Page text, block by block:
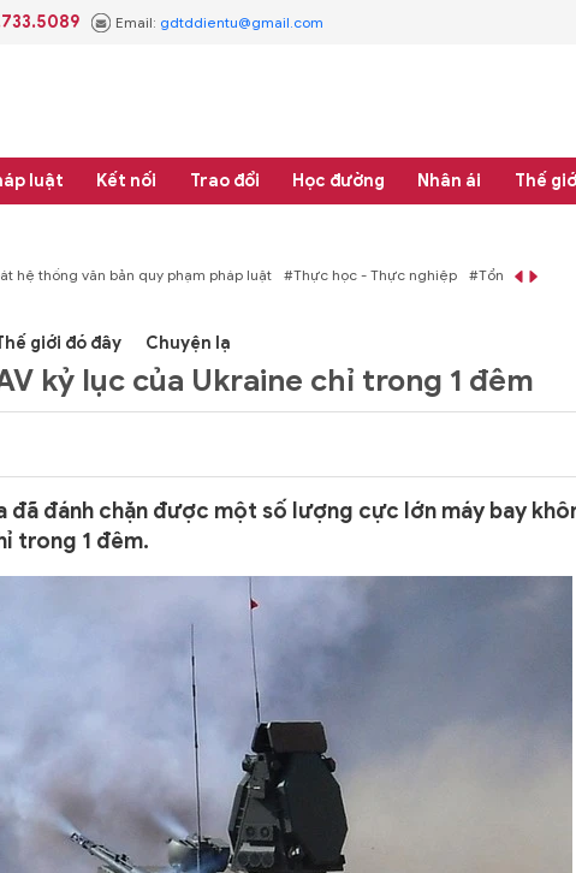
Email: gdtddientu@gmail.com
luật Kết nối Trao đổi Học đường Nhân ái Thế
pháp luật #Thực học - Thực nghiệp #Tổng rà soát hệ thống văn bản quy phạm
giới đó đây Chuyện lạ
kỷ lục của Ukraine chỉ trong 1 đêm
đã đánh chặn được một số lượng cực lớn máy bay
trong 1 đêm.